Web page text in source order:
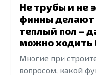
Не трубы и не
финны делают
теплый пол –
можно ходить
Многие при
вопросом, какой